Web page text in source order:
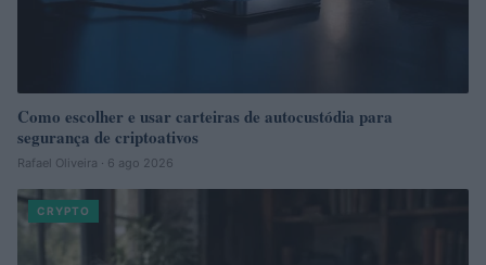
Como escolher e usar carteiras de autocustódia para
segurança de criptoativos
Rafael Oliveira · 6 ago 2026
CRYPTO